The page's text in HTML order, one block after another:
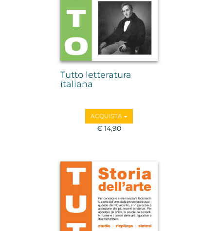
Tutto letteratura
italiana
ACQUISTA
€ 14,90